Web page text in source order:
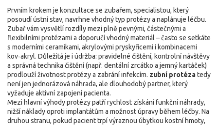
Prvním krokem je konzultace se zubařem, specialistou, který
posoudí ústní stav, navrhne vhodný typ protézy a naplánuje léčbu.
Zubař vám vysvětlí rozdíly mezi plně pevnými, částečnými a
flexibilními protézami a doporučí vhodný materiál – často se setkáte
s moderními ceramikami, akrylovými pryskyřicemi i kombinacemi
kov‑akryl. Důležitá je i údržba: pravidelné čištění, kontrolní návštěvy
a správná technika čištění (např. dentální zrcátko a jemný kartáček)
prodlouží životnost protézy a zabrání infekcím. zubní protézatedy
není jen jednorázová náhrada, ale dlouhodobý partner, který
vyžaduje aktivní zapojení pacienta.
Mezi hlavní výhody protézy patří rychlost získání funkční náhrady,
nižší náklady oproti implantátům a možnost úpravy během léčby. Na
druhou stranu, pokud pacient trpí výraznou úbytkou kostní hmoty,